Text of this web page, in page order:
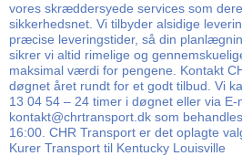
vores skræddersyede services som
sikkerhedsnet. Vi tilbyder alsidige
præcise leveringstider, så din
sikrer vi altid rimelige og
maksimal værdi for pengene. Kontakt
døgnet året rundt for et godt tilbud. Vi
13 04 54 – 24 timer i døgnet eller via E-
kontakt@chrtransport.dk som
16:00. CHR Transport er det oplagte
Kurer Transport til Kentucky Louisville